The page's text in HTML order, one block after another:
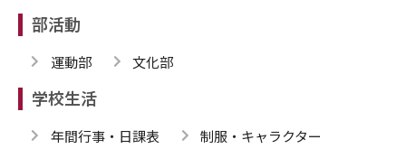
部活動
運動部 文化部
学校生活
年間行事・日課表
制服・キャラクター